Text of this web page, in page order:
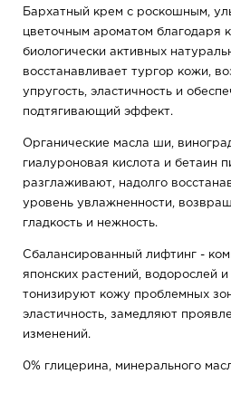
Бархатный крем с роскошным,
цветочным ароматом благодаря
биологически активных
восстанавливает тургор кожи,
упругость, эластичность и
подтягивающий эффект.
Органические масла ши,
гиалуроновая кислота и бетаин
разглаживают, надолго
уровень увлажненности,
гладкость и нежность.
Сбалансированный лифтинг -
японских растений, водорослей
тонизируют кожу проблемных
эластичность, замедляют
изменений.
0% глицерина, минерального